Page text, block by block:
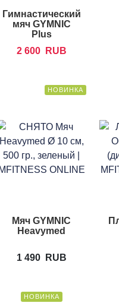
Гимнастический
мяч GYMNIC
Plus
2 600
RUB
НОВИНКА
Мяч GYMNIC
Heavymed
1 490 RUB
НОВИНКА